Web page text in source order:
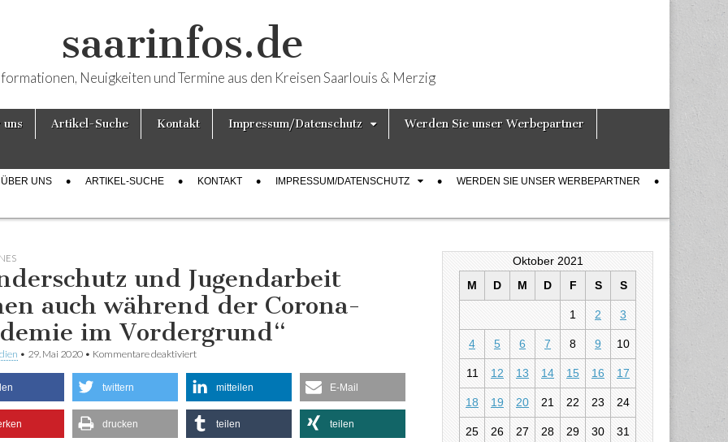
saarinfos.de
Neuigkeiten und Termine aus den Kreisen Saarlouis & Merzig
uns Artikel-Suche Kontakt Impressum/Datenschutz Werden Sie unser Werbepartner
ÜBER UNS ARTIKEL-SUCHE KONTAKT IMPRESSUM/DATENSCHUTZ WERDEN SIE UNSER WERBEPARTNER
und Jugendarbeit
auch während der Corona-
im Vordergrund“
• 29. Mai 2020 • Kommentare deaktiviert
twittern mitteilen E-Mail
drucken teilen teilen
Oktober 2021
M
D M D F S S
1 2 3
4 5 6 7 8 9 10
11 12 13 14 15 16 17
18 19 20 21 22 23 24
25 26 27 28 29 30
31